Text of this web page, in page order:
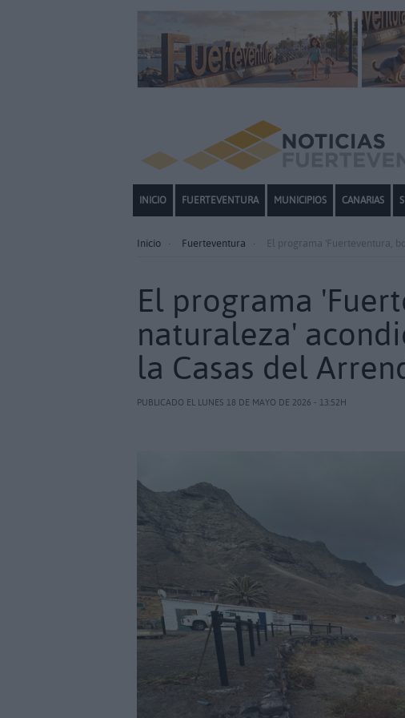
INICIO FUERTEVENTURA MUNICIPIOS CANARIAS
Inicio Fuerteventura El programa 'Fuerteventura,
El programa
naturaleza'
la Casas del
PUBLICADO EL LUNES 18 DE MAYO DE 2026 - 13:52H